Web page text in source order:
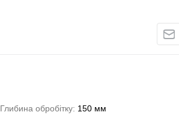
Глибина обробітку 150 мм